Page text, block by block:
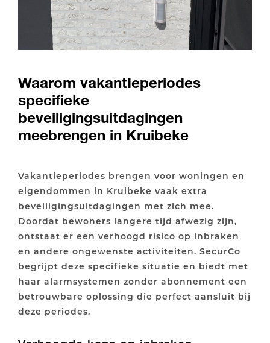
Waarom vakantIeperiodes
specifieke
beveiligingsuitdagingen
meebrengen in Kruibeke
Vakantieperiodes brengen voor woningen en
eigendommen in Kruibeke vaak extra
beveiligingsuitdagingen met zich mee.
Doordat bewoners langere tijd afwezig zijn,
ontstaat er een verhoogd risico op inbraken
en andere ongewenste activiteiten. SecurCo
begrijpt deze specifieke situatie en biedt met
haar alarmsystemen zonder abonnement een
betrouwbare oplossing die perfect aansluit bij
deze periodes.